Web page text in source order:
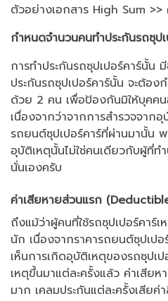
ตัวอย่างเอกสาร High Sum >>
กำหนดจำนวนคนทำประกันรถซุป
การทำประกันรถซุปเปอร์คาร์นั้น
ประกันรถซุปเปอร์คาร์นั้น จะต้อง
ด้วย 2 คน เพื่อป้องกันมิให้บุคคน
เนื่องจากว่าจากการสำรวจจาก
รถยนต์ซุปเปอร์คาร์ที่ผ่านมานั้น
อุบัติเหตุนั้นไม่ใช่คนเดียวกับผู้ที่ทำ
นั่นเองครับ
ค่าเสียหายส่วนแรก
ถึงแม้ว่าผู้คนที่ใช้รถซุปเปอร์คาร์เ
นัก เนื่องจากราคารถยนต์ซุปเป
เห็นการเกิดอุบัติเหตุของรถซุปเ
เหตุขึ้นมาแต่ละครั้งแล้ว ค่าเสีย
มาก เคลมประกันแต่ละครั้งเสีย